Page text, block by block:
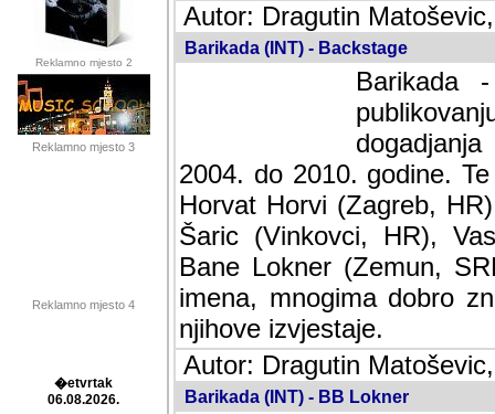
Reklamno mjesto 2
Reklamno mjesto 3
Reklamno mjesto 4
Autor: Dragutin
Barikada (INT) - Backstage
Barikada
2004. do 2010. godine.
Horvat Horvi (Zagreb,
Šaric (Vinkovci, HR),
Bane Lokner (Zemun,
imena, mnogima dobro
njihove izvjestaje.
Autor: Dragutin
Barikada (INT) - BB Lokner